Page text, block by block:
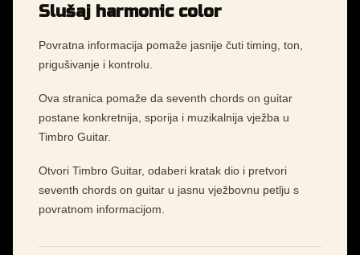
Slušaj harmonic color
Povratna informacija pomaže jasnije čuti timing, ton,
prigušivanje i kontrolu.
Ova stranica pomaže da seventh chords on guitar
postane konkretnija, sporija i muzikalnija vježba u
Timbro Guitar.
Otvori Timbro Guitar, odaberi kratak dio i pretvori
seventh chords on guitar u jasnu vježbovnu petlju s
povratnom informacijom.